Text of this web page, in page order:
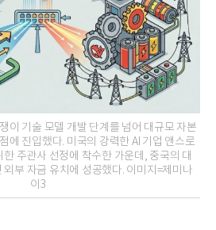
이 기술 모델 개발 단계를 넘어 대규모 자본
에 진입했다. 미국의 강력한 AI 기업 앤스로
주관사 선정에 착수한 가운데, 중국의 대
외부 자금 유치에 성공했다. 이미지=제미나
이3